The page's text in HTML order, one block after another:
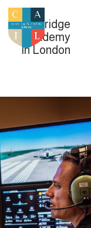
Cambridge
Academy
In London